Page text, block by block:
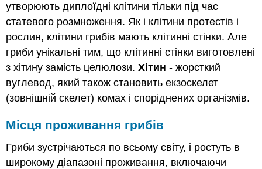
утворюють диплоїдні клітини тільки під час
статевого розмноження. Як і клітини протестів і
рослин, клітини грибів мають клітинні стінки. Але
гриби унікальні тим, що клітинні стінки виготовлені
з хітину замість целюлози.Хітин - жорсткий
вуглевод, який також становить екзоскелет
(зовнішній скелет) комах і споріднених організмів.
Місця проживання грибів
Гриби зустрічаються по всьому світу, і ростуть в
широкому діапазоні проживання, включаючи